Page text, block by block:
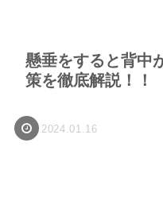
懸垂をすると背中
策を徹底解説！！
2024.01.16